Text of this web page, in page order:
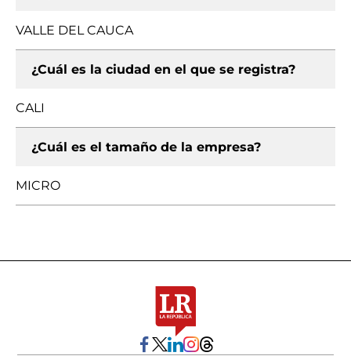
VALLE DEL CAUCA
¿Cuál es la ciudad en el que se registra?
CALI
¿Cuál es el tamaño de la empresa?
MICRO